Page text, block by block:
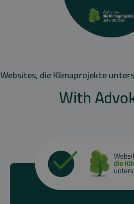
Websites, die Klimaprojekte
With